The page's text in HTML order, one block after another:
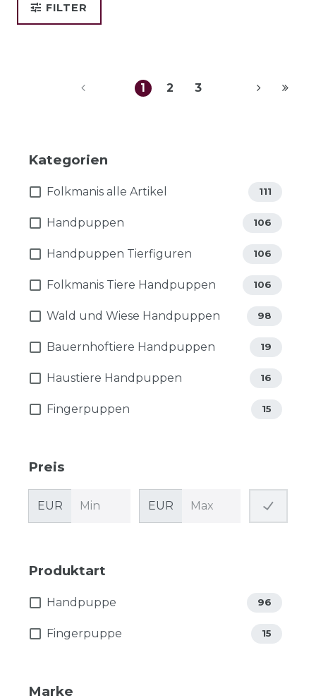
FILTER
1 2 3
Kategorien
Folkmanis alle Artikel 111
Handpuppen 106
Handpuppen Tierfiguren 106
Folkmanis Tiere Handpuppen 106
Wald und Wiese Handpuppen 98
Bauernhoftiere Handpuppen 19
Haustiere Handpuppen 16
Fingerpuppen 15
Preis
EUR EUR
Produktart
Handpuppe 96
Fingerpuppe 15
Marke